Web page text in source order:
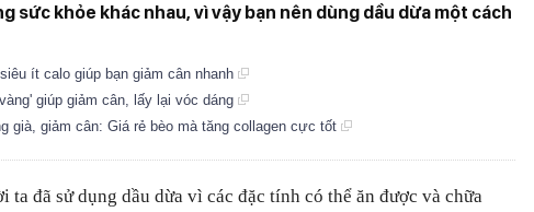
sức khỏe khác nhau, vì vậy bạn nên dùng dầu dừa một cách
ít calo giúp bạn giảm cân nhanh
giúp giảm cân, lấy lại vóc dáng
già, giảm cân: Giá rẻ bèo mà tăng collagen cực tốt
ta đã sử dụng dầu dừa vì các đặc tính có thể ăn được và chữa